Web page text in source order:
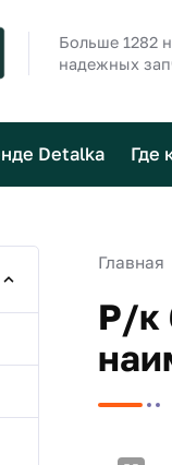
Больше 1282
надежных
Detalka Где
Главная
Р/к